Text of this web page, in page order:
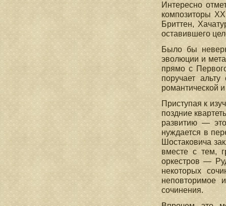
Интересно
композиторы
Бриттен,
оставившего
Было бы
эволюции и
прямо с
поручает
романтической
Приступая к
поздние
развитию —
нуждается в
Шостаковича
вместе с тем,
оркестров —
некоторых
неповторимое
сочинения.